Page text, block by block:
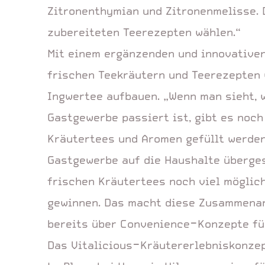
Zitronenthymian und Zitronenmelisse.
zubereiteten Teerezepten wählen.“
Mit einem ergänzenden und
frischen Teekräutern und
Ingwertee aufbauen. „Wenn man
Gastgewerbe passiert ist, gibt es
Kräutertees und Aromen gefüllt
Gastgewerbe auf die Haushalte
frischen Kräutertees noch viel
gewinnen. Das macht diese
bereits über Convenience-Konzepte
Das Vitalicious-